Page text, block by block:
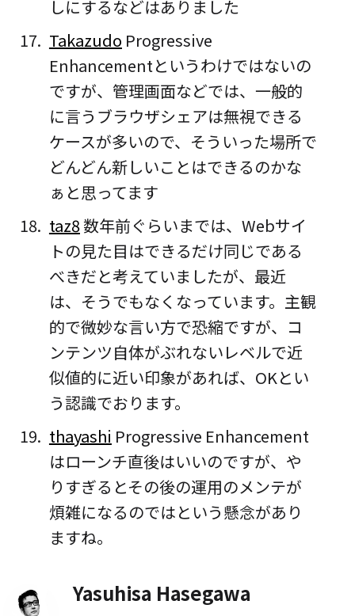
しにするなどはありました
Takazudo Progressive
Enhancementというわけではないの
ですが、管理画面などでは、一般的
に言うブラウザシェアは無視できる
ケースが多いので、そういった場所で
どんどん新しいことはできるのかな
ぁと思ってます
taz8数年前ぐらいまでは、Webサイ
トの見た目はできるだけ同じである
べきだと考えていましたが、最近
は、そうでもなくなっています。主観
的で微妙な言い方で恐縮ですが、コ
ンテンツ自体がぶれないレベルで近
似値的に近い印象があれば、OKとい
う認識でおります。
thayashi Progressive Enhancement
はローンチ直後はいいのですが、や
りすぎるとその後の運用のメンテが
煩雑になるのではという懸念があり
ますね。
Yasuhisa Hasegawa